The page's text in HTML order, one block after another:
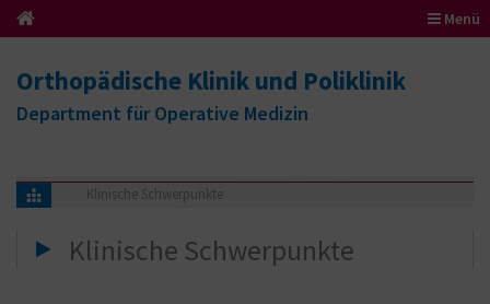
Menü
Orthopädische Klinik und Poliklinik
Department für Operative Medizin
Klinische Schwerpunkte
Klinische Schwerpunkte